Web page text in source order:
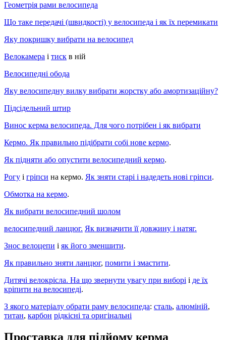
Геометрія рами велосипеда
Що таке передачі (швидкості) у велосипеда і як їх перемикати
Яку покришку вибрати на велосипед
Велокамера і тиск в ній
Велосипедні обода
Яку велосипедну вилку вибрати жорстку або амортизаційну?
Підсідельний штир
Винос керма велосипеда. Для чого потрібен і як вибрати
Кермо. Як правильно підібрати собі нове кермо.
Як підняти або опустити велосипедний кермо.
Рогу і гріпси на кермо. Як зняти старі і надедеть нові гріпси.
Обмотка на кермо.
Як вибрати велосипедний шолом
велосипедний ланцюг. Як визначити її довжину і натяг.
Знос велоцепи і як його зменшити.
Як правильно зняти ланцюг, помити і змастити.
Дитячі велокрісла. На що звернути увагу при виборі і де їх
кріпити на велосипеді.
З якого матеріалу обрати раму велосипеда: сталь, алюміній,
титан, карбон рідкісні та оригінальні
Проставка для підйому керма